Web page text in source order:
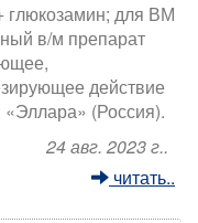
глюкозамин; для ВМ
в/м препарат
действие
«Эллара» (Россия).
24 авг. 2023 г..
читать..